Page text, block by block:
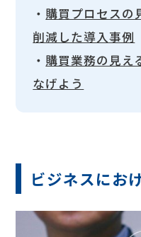
・ 購買プロセスの
削減した導入事例
・ 購買業務の見え
なげよう
ビジネスにお